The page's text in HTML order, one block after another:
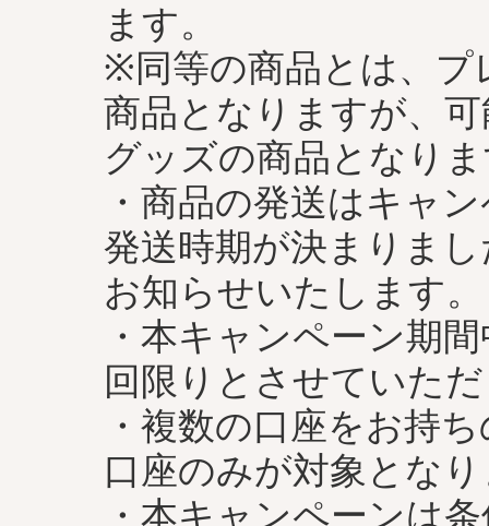
ます。
※同等の商品とは、プ
商品となりますが、
グッズの商品となり
・商品の発送はキャ
発送時期が決まりま
お知らせいたします。
・本キャンペーン期
回限りとさせていた
・複数の口座をお持
口座のみが対象とな
・本キャンペーンは